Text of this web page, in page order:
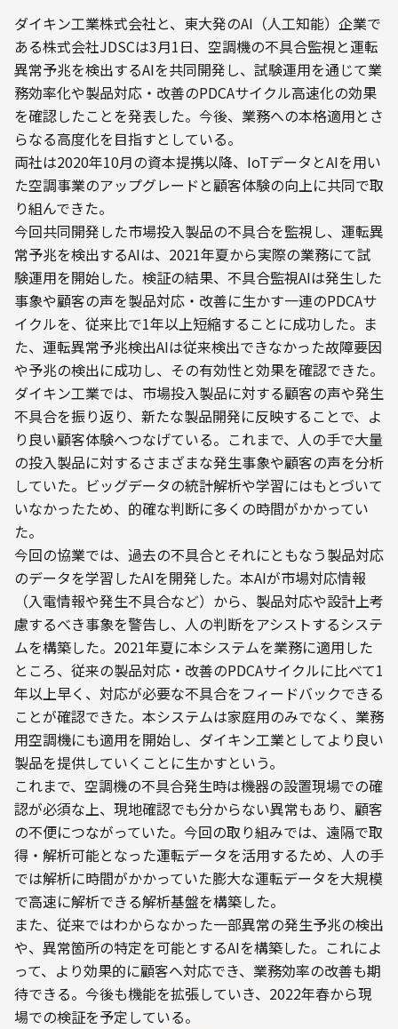
ダイキン工業株式会社と、東大発のAI（人工知能）企業で
ある株式会社JDSCは3月1日、空調機の不具合監視と運転
異常予兆を検出するAIを共同開発し、試験運用を通じて業
務効率化や製品対応・改善のPDCAサイクル高速化の効果
を確認したことを発表した。今後、業務への本格適用とさ
らなる高度化を目指すとしている。
両社は2020年10月の資本提携以降、IoTデータとAIを用い
た空調事業のアップグレードと顧客体験の向上に共同で取
り組んできた。
今回共同開発した市場投入製品の不具合を監視し、運転異
常予兆を検出するAIは、2021年夏から実際の業務にて試
験運用を開始した。検証の結果、不具合監視AIは発生した
事象や顧客の声を製品対応・改善に生かす一連のPDCAサ
イクルを、従来比で1年以上短縮することに成功した。ま
た、運転異常予兆検出AIは従来検出できなかった故障要因
や予兆の検出に成功し、その有効性と効果を確認できた。
ダイキン工業では、市場投入製品に対する顧客の声や発生
不具合を振り返り、新たな製品開発に反映することで、よ
り良い顧客体験へつなげている。これまで、人の手で大量
の投入製品に対するさまざまな発生事象や顧客の声を分析
していた。ビッグデータの統計解析や学習にはもとづいて
いなかったため、的確な判断に多くの時間がかかってい
た。
今回の協業では、過去の不具合とそれにともなう製品対応
のデータを学習したAIを開発した。本AIが市場対応情報
（入電情報や発生不具合など）から、製品対応や設計上考
慮するべき事象を警告し、人の判断をアシストするシステ
ムを構築した。2021年夏に本システムを業務に適用した
ところ、従来の製品対応・改善のPDCAサイクルに比べて1
年以上早く、対応が必要な不具合をフィードバックできる
ことが確認できた。本システムは家庭用のみでなく、業務
用空調機にも適用を開始し、ダイキン工業としてより良い
製品を提供していくことに生かすという。
これまで、空調機の不具合発生時は機器の設置現場での確
認が必須な上、現地確認でも分からない異常もあり、顧客
の不便につながっていた。今回の取り組みでは、遠隔で取
得・解析可能となった運転データを活用するため、人の手
では解析に時間がかかっていた膨大な運転データを大規模
で高速に解析できる解析基盤を構築した。
また、従来ではわからなかった一部異常の発生予兆の検出
や、異常箇所の特定を可能とするAIを構築した。これによ
って、より効果的に顧客へ対応でき、業務効率の改善も期
待できる。今後も機能を拡張していき、2022年春から現
場での検証を予定している。